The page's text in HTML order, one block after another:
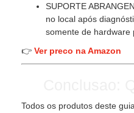
SUPORTE
no local após
somente de hardware
👉 Ver preco na Amazon
Todos os produtos deste